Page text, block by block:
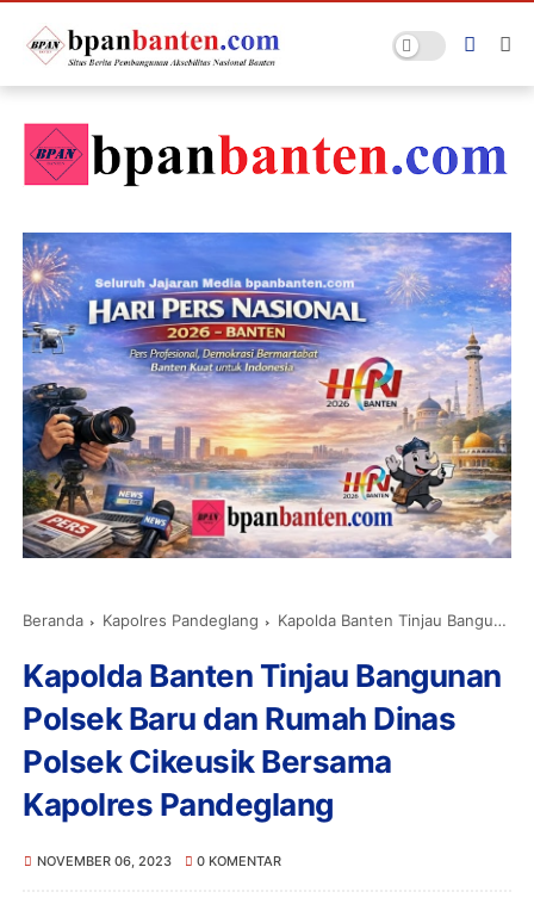
Beranda Kapolres Pandeglang Kapolda Banten Tinjau Bangunan Polsek Baru dan Rumah Dinas Polsek Cikeusik Bersama Kapolres Pandeglang
Kapolda Banten Tinjau Bangunan
Polsek Baru dan Rumah Dinas
Polsek Cikeusik Bersama
Kapolres Pandeglang
NOVEMBER 06, 2023 0 KOMENTAR